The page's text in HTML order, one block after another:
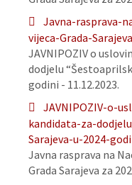
Javna-rasprava-
vijeca-Grada-
JAVNIPOZIV o
dodjelu
godini - 11.12.2023.
JAVNIPOZIV-o-
kandidata-za-
Sarajeva-u-2024-
Javna rasprava na
Grada Sarajeva za